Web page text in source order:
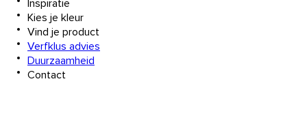
Inspiratie
Kies je kleur
Vind je product
Verfklus advies
Duurzaamheid
Contact